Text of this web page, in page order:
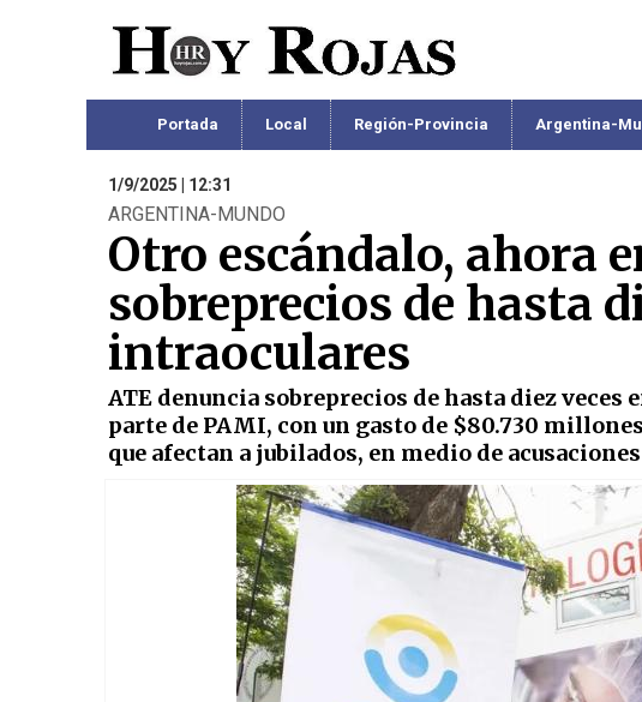
Portada Local Región-Provincia Argentina-
1/9/2025 | 12:31
ARGENTINA-MUNDO
Otro escándalo, ahora
sobreprecios de hasta
intraoculares
ATE denuncia sobreprecios de hasta diez
parte de PAMI, con un gasto de $80.730
que afectan a jubilados, en medio de